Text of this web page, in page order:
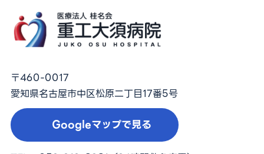
〒460-0017
愛知県名古屋市中区松原二丁目17番5号
Googleマップで見る